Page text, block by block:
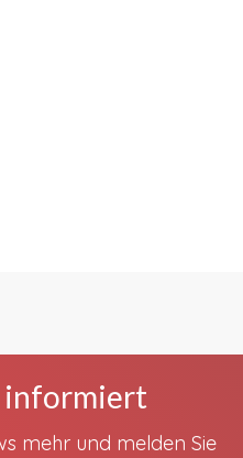
informiert
mehr und melden Sie